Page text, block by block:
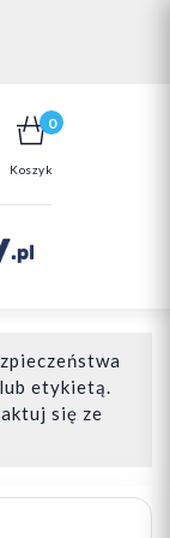
0
Koszyk
etykietą.
się ze